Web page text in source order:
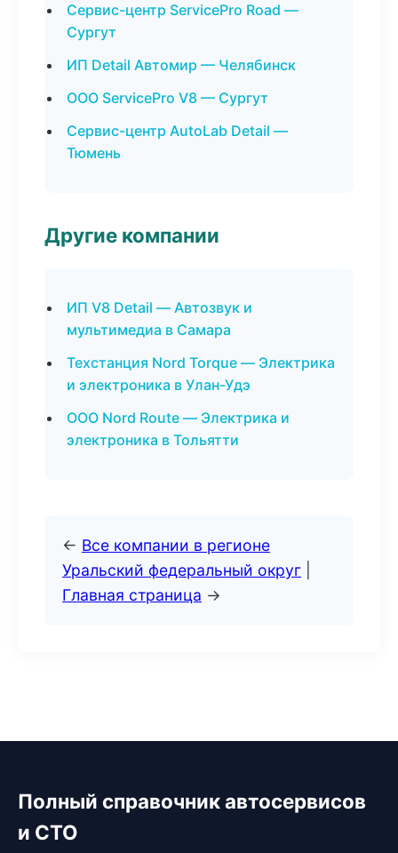
Сервис-центр ServicePro Road —
Сургут
ИП Detail Автомир — Челябинск
ООО ServicePro V8 — Сургут
Сервис-центр AutoLab Detail —
Тюмень
Другие компании
ИП V8 Detail — Автозвук и
мультимедиа в Самара
Техстанция Nord Torque — Электрика
и электроника в Улан-Удэ
ООО Nord Route — Электрика и
электроника в Тольятти
← Все компании в регионе
Уральский федеральный округ
Главная страница →
Полный справочник автосервисов
и СТО